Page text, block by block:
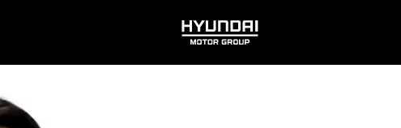
HYUNDAI
MOTOR